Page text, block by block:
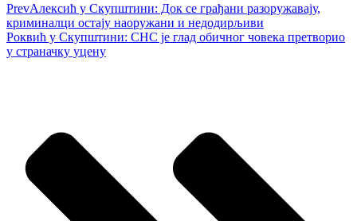
PrevАлексић у Скупштини: Док се грађани разоружавају,
криминалци остају наоружани и недодирљиви
Роквић у Скупштини: СНС је глад обичног човека претворио
у страначку уцену